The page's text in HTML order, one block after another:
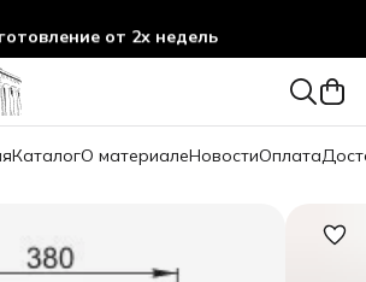
от 2х недель
КаталогО материалеНовостиОплата